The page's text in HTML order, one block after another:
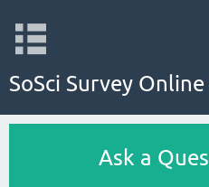
SoSci Survey
Ask a